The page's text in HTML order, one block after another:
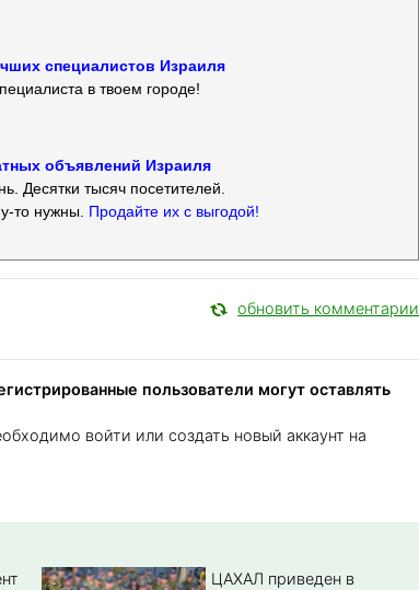
специалистов Израиля
в твоем городе!
объявлений Израиля
Десятки тысяч посетителей.
то нужны. Продайте их с выгодой!
обновить комментарии
пользователи могут оставлять
войти или создать новый аккаунт на
ЦАХАЛ приведен в